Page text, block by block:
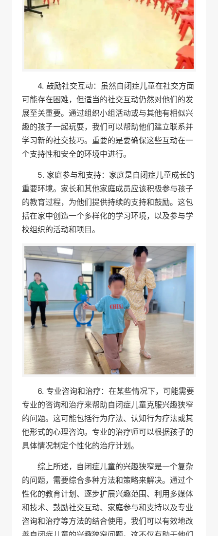
4. 鼓励社交互动：虽然自闭症儿童在社交方面
可能存在困难，但适当的社交互动仍然对他们的发
展至关重要。通过组织小组活动或与其他有相似兴
趣的孩子一起玩耍，我们可以帮助他们建立联系并
学习新的社交技巧。重要的是要确保这些互动在一
个支持性和安全的环境中进行。
5. 家庭参与和支持：家庭是自闭症儿童成长的
重要环境。家长和其他家庭成员应该积极参与孩子
的教育过程，为他们提供持续的支持和鼓励。这包
括在家中创造一个多样化的学习环境，以及参与学
校组织的活动和项目。
6. 专业咨询和治疗：在某些情况下，可能需要
专业的咨询和治疗来帮助自闭症儿童克服兴趣狭窄
的问题。这可能包括行为疗法、认知行为疗法或其
他形式的心理咨询。专业的治疗师可以根据孩子的
具体情况制定个性化的治疗计划。
综上所述，自闭症儿童的兴趣狭窄是一个复杂
的问题，需要综合多种方法和策略来解决。通过个
性化的教育计划、逐步扩展兴趣范围、利用多媒体
和技术、鼓励社交互动、家庭参与和支持以及专业
咨询和治疗等方法的结合使用，我们可以有效地改